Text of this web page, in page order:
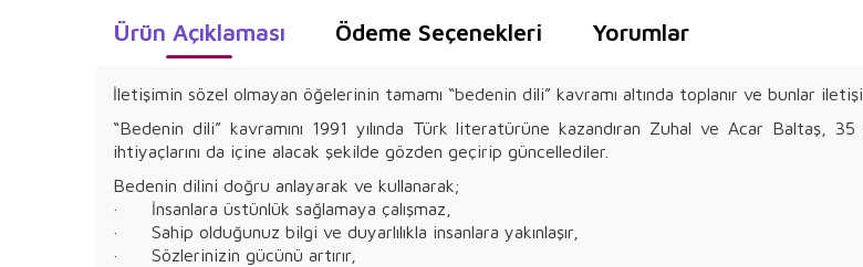
Ürün Açıklaması Ödeme Seçenekleri Yorumlar
İletişimin sözel olmayan öğelerinin tamamı “bedenin dili” kavramı altında toplanır ve bunlar
“Bedenin dili” kavramını 1991 yılında Türk literatürüne kazandıran Zuhal ve Acar Baltaş,
ihtiyaçlarını da içine alacak şekilde gözden geçirip güncellediler.
Bedenin dilini doğru anlayarak ve kullanarak;
· İnsanlara üstünlük sağlamaya çalışmaz,
· Sahip olduğunuz bilgi ve duyarlılıkla insanlara yakınlaşır,
· Sözlerinizin gücünü artırır,